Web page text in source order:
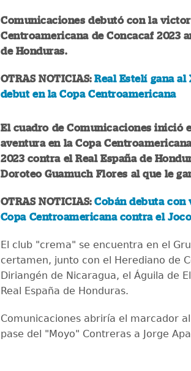
Comunicaciones debutó con la
Centroamericana de Concacaf 2023
de Honduras.
OTRAS NOTICIAS:Real Estelí gana al
debut en la Copa Centroamericana
El cuadro de Comunicaciones inició
aventura en la Copa
2023 contra el Real España de
Doroteo Guamuch Flores al que le
OTRAS NOTICIAS:Cobán debuta
Copa Centroamericana contra el
El club "crema" se encuentra en el
certamen, junto con el Herediano de
Diriangén de Nicaragua, el Águila de
Real España de Honduras.
Comunicaciones abriría el marcador
pase del "Moyo" Contreras a Jorge